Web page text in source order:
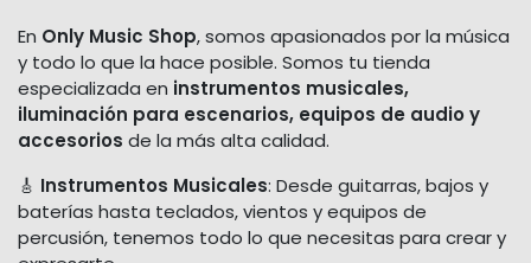
En Only Music Shop, somos apasionados por la música
y todo lo que la hace posible. Somos tu tienda
especializada en instrumentos musicales,
iluminación para escenarios, equipos de audio y
accesorios de la más alta calidad.
🎸 Instrumentos Musicales: Desde guitarras, bajos y
baterías hasta teclados, vientos y equipos de
percusión, tenemos todo lo que necesitas para crear y